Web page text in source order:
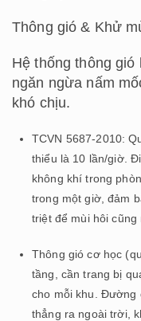
Thông gió & Khử
Hệ thống thông
ngăn ngừa nấm
khó chịu.
TCVN 5687-2010:
thiểu là 10 lần/giờ.
không khí trong
trong một giờ, đảm
triệt để mùi hôi cũng
Thông gió cơ học
tầng, cần trang bị
cho mỗi khu. Đường
thẳng ra ngoài trời,